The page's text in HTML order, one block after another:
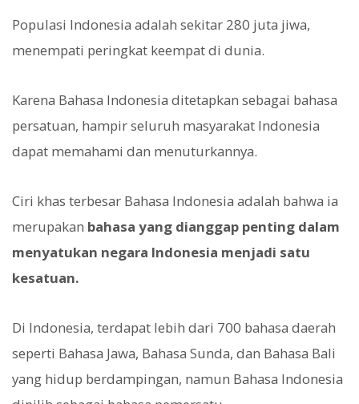
Populasi Indonesia adalah sekitar 280 juta jiwa,
menempati peringkat keempat di dunia.
Karena Bahasa Indonesia ditetapkan sebagai bahasa
persatuan, hampir seluruh masyarakat Indonesia
dapat memahami dan menuturkannya.
Ciri khas terbesar Bahasa Indonesia adalah bahwa ia
merupakan bahasa yang dianggap penting dalam
menyatukan negara Indonesia menjadi satu
kesatuan.
Di Indonesia, terdapat lebih dari 700 bahasa daerah
seperti Bahasa Jawa, Bahasa Sunda, dan Bahasa Bali
yang hidup berdampingan, namun Bahasa Indonesia